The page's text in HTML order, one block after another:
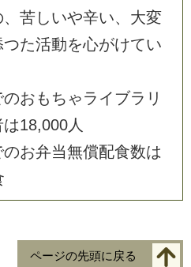
、苦しいや辛い、大変
つた活動を心がけてい
おもちゃライブラリ
18,000人
お弁当無償配食数は
ページの先頭に戻る